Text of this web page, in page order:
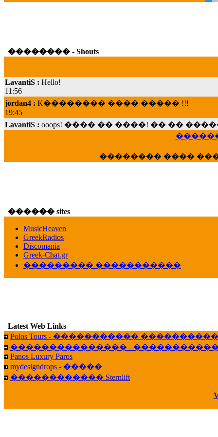
�������� - Shouts
11:56
jordan4 :
19:45
LavantiS :
���; ���� ��� ��� �������� ����
veronica :E���� 2012 ��� ����� ���
16:39
veronica :[URL] ���� ���;
10:19
LavantiS :���� ����� � �������
Galatea :Efharist&oacute;
03:56
LavantiS :that's great news! ����� �� ������!
14:35
Galatea :�� ����� ���� ������ ���
21:35
�������� ����
������ sites
MusicHeaven
GreekRadios
Discomania
Greek-Chat.gr
��������� �����������
Latest Web Links
Polos Tours - �����������
��������������� -
Panos Luxury Paros
mydesigndrops - �����
������������ Sternlift